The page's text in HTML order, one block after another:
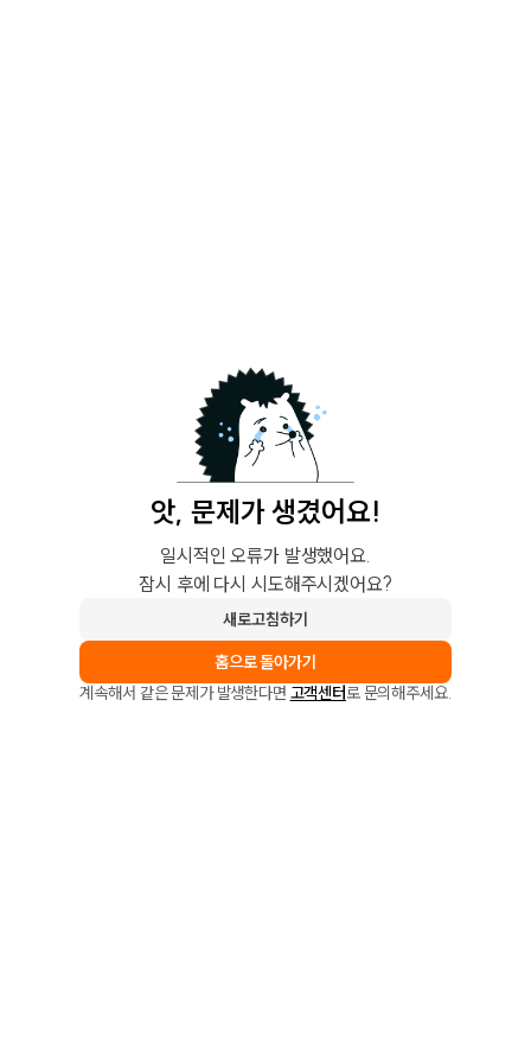
앗, 문제가 생겼어요!
일시적인 오류가 발생했어요.
잠시 후에 다시 시도해주시겠어요?
새로고침하기
홈으로 돌아가기
계속해서 같은 문제가 발생한다면 고객센터로 문의해주세요.